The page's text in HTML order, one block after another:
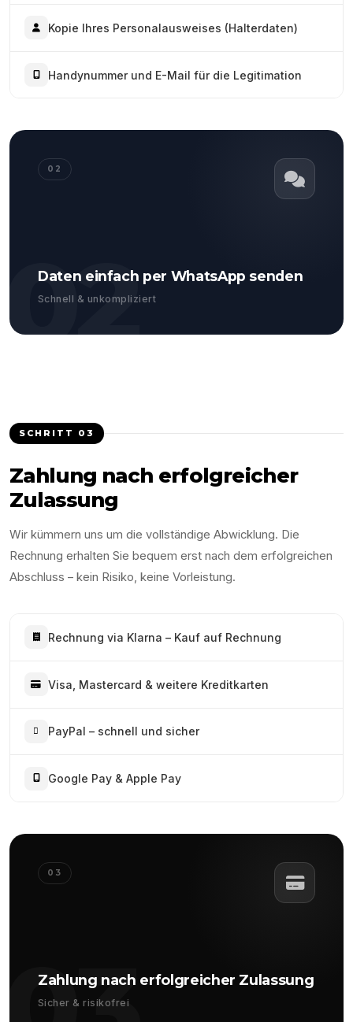
Kopie Ihres Personalausweises (Halterdaten)
Handynummer und E-Mail für die Legitimation
02
02
Daten einfach per WhatsApp senden
Schnell & unkompliziert
SCHRITT 03
Zahlung nach erfolgreicher
Zulassung
Wir kümmern uns um die vollständige Abwicklung. Die
Rechnung erhalten Sie bequem erst nach dem erfolgreichen
Abschluss – kein Risiko, keine Vorleistung.
Rechnung via Klarna – Kauf auf Rechnung
Visa, Mastercard & weitere Kreditkarten
PayPal – schnell und sicher
Google Pay & Apple Pay
03
Zahlung nach erfolgreicher Zulassung
Sicher & risikofrei